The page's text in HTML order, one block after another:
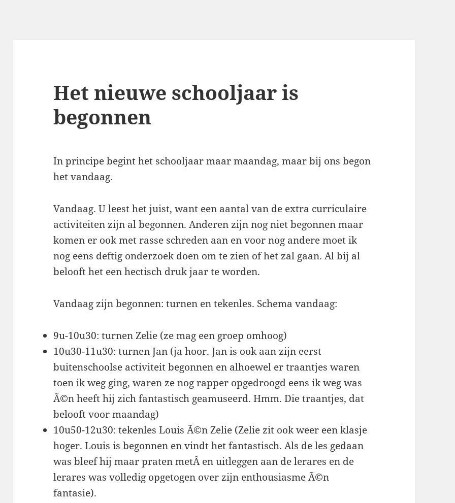
Het nieuwe schooljaar is
begonnen
In principe begint het schooljaar maar maandag, maar bij ons begon
het vandaag.
Vandaag. U leest het juist, want een aantal van de extra curriculaire
activiteiten zijn al begonnen. Anderen zijn nog niet begonnen maar
komen er ook met rasse schreden aan en voor nog andere moet ik
nog eens deftig onderzoek doen om te zien of het zal gaan. Al bij al
belooft het een hectisch druk jaar te worden.
Vandaag zijn begonnen: turnen en tekenles. Schema vandaag:
9u-10u30: turnen Zelie (ze mag een groep omhoog)
10u30-11u30: turnen Jan (ja hoor. Jan is ook aan zijn eerst
buitenschoolse activiteit begonnen en alhoewel er traantjes waren
toen ik weg ging, waren ze nog rapper opgedroogd eens ik weg was
Ã©n heeft hij zich fantastisch geamuseerd. Hmm. Die traantjes, dat
belooft voor maandag)
10u50-12u30: tekenles Louis Ã©n Zelie (Zelie zit ook weer een klasje
hoger. Louis is begonnen en vindt het fantastisch. Als de les gedaan
was bleef hij maar praten metÂ en uitleggen aan de lerares en de
lerares was volledig opgetogen over zijn enthousiasme Ã©n
fantasie).